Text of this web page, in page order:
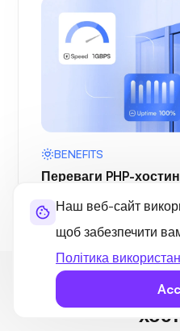
Наш веб-сайт
щоб забезпечити
Політика
BENEFITS
Переваги PHP-
Часті